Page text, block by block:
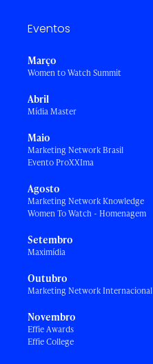
Eventos
Março
Women to Watch Summit
Abril
Mídia Master
Maio
Marketing Network Brasil
Evento ProXXIma
Agosto
Marketing Network Knowledge
Women To Watch - Homenagem
Setembro
Maximídia
Outubro
Marketing Network Internacional
Novembro
Effie Awards
Effie College